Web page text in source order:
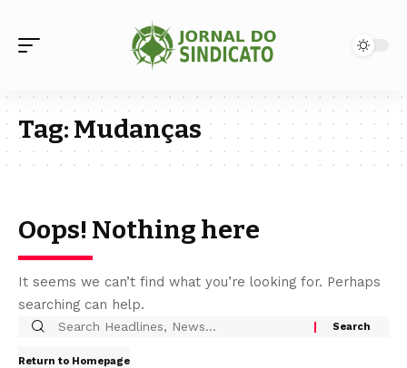
Tag:Mudanças
Oops! Nothing here
It seems we can’t find what you’re looking for. Perhaps
searching can help.
Return to Homepage